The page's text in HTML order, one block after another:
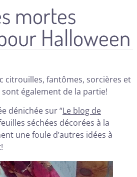
mortes
Halloween
citrouilles, fantômes, sorcières et
également de la partie!
dénichée sur “Le blog de
séchées décorées à la
une foule d’autres idées à